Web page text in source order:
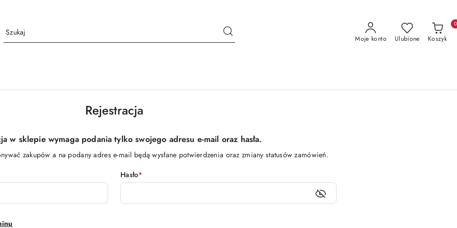
Moje konto Ulubione Koszyk
0
Rejestracja
w sklepie wymaga podania tylko swojego adresu e-mail oraz hasła.
zakupów a na podany adres e-mail będą wysłane potwierdzenia oraz zmiany statusów zamówień.
Hasło*